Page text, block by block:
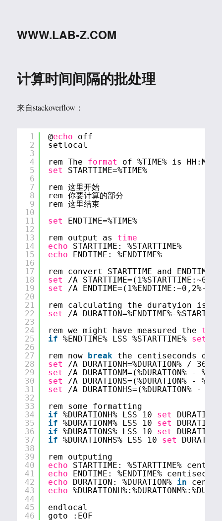
WWW.LAB-Z.COM
计算时间间隔的批处理
来自stackoverflow：
1
2
3
4
5
6
7
8
9
10
11
12
13
14
15
16
17
18
19
20
21
22
23
24
25
26
27
28
29
30
31
32
33
34
35
36
37
38
39
40
41
42
43
44
45
46
@echo
off
setlocal
rem The format
of %TIME% is
set
STARTTIME=%TIME%
rem 这里开始
rem 你要计算的部分
rem 这里结束
set
ENDTIME=%TIME%
rem output as time
echo
STARTTIME: %STARTTIME%
echo
ENDTIME: %ENDTIME%
rem convert STARTTIME and
set
/A
set
/A
rem calculating the duratyion is
set
/A DURATION=%ENDTIME%-
rem we might have measured the time
if
%ENDTIME% LSS %STARTTIME% set
rem now break the centiseconds
set
/A DURATIONH=%DURATION% /
set
/A DURATIONM=(%DURATION% -
set
/A DURATIONS=(%DURATION% -
set
/A DURATIONHS=(%DURATION% -
rem some formatting
if
%DURATIONH% LSS 10 set
if
%DURATIONM% LSS 10 set
if
%DURATIONS% LSS 10 set
if
%DURATIONHS% LSS 10 set
rem outputing
echo
STARTTIME: %STARTTIME%
echo
ENDTIME: %ENDTIME%
echo
DURATION: %DURATION% in
echo
endlocal
goto :EOF